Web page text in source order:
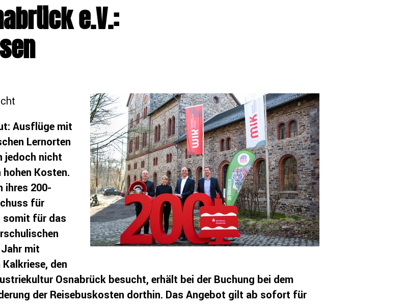
e.V.:
Ausflüge mit
Lernorten
jedoch nicht
Kosten.
ihres 200-
für
somit für das
Jahr mit
den
Osnabrück besucht, erhält bei der Buchung bei dem
der Reisebuskosten dorthin. Das Angebot gilt ab sofort für